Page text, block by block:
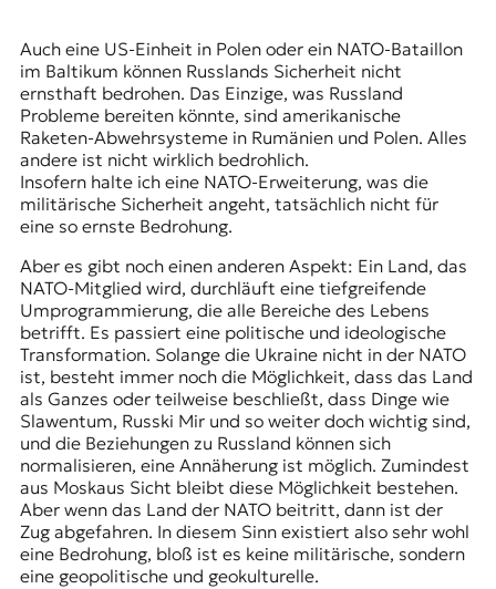
Auch eine US-Einheit in Polen oder ein NATO-Bataillon
im Baltikum können Russlands Sicherheit nicht
ernsthaft bedrohen. Das Einzige, was Russland
Probleme bereiten könnte, sind amerikanische
Raketen-Abwehrsysteme in Rumänien und Polen. Alles
andere ist nicht wirklich bedrohlich.
Insofern halte ich eine NATO-Erweiterung, was die
militärische Sicherheit angeht, tatsächlich nicht für
eine so ernste Bedrohung.
Aber es gibt noch einen anderen Aspekt: Ein Land, das
NATO-Mitglied wird, durchläuft eine tiefgreifende
Umprogrammierung, die alle Bereiche des Lebens
betrifft. Es passiert eine politische und ideologische
Transformation. Solange die Ukraine nicht in der NATO
ist, besteht immer noch die Möglichkeit, dass das Land
als Ganzes oder teilweise beschließt, dass Dinge wie
Slawentum, Russki Mir und so weiter doch wichtig sind,
und die Beziehungen zu Russland können sich
normalisieren, eine Annäherung ist möglich. Zumindest
aus Moskaus Sicht bleibt diese Möglichkeit bestehen.
Aber wenn das Land der NATO beitritt, dann ist der
Zug abgefahren. In diesem Sinn existiert also sehr wohl
eine Bedrohung, bloß ist es keine militärische, sondern
eine geopolitische und geokulturelle.